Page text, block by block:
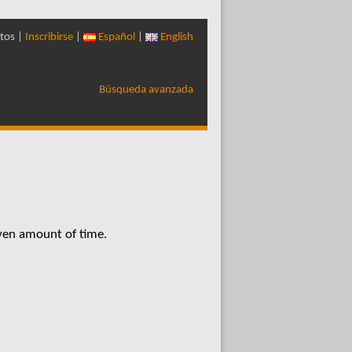
| Inscribirse Español English
Búsqueda avanzada
amount of time.